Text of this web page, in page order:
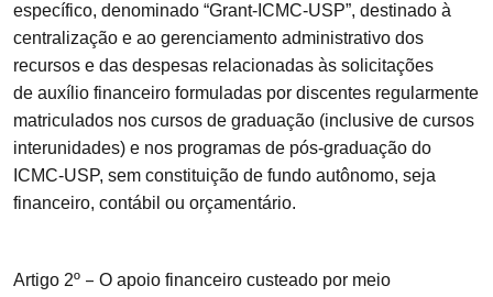
específico, denominado “Grant-ICMC-USP”, destinado à
centralização e ao gerenciamento administrativo dos
recursos e das despesas relacionadas às solicitações
de auxílio financeiro formuladas por discentes regularmente
matriculados nos cursos de graduação (inclusive de cursos
interunidades) e nos programas de pós-graduação do
ICMC-USP, sem constituição de fundo autônomo, seja
financeiro, contábil ou orçamentário.
Artigo 2º – O apoio financeiro custeado por meio